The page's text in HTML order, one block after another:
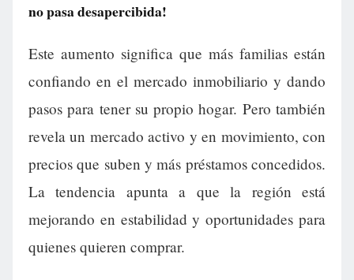
no pasa desapercibida!
Este aumento significa que más familias están
confiando en el mercado inmobiliario y dando
pasos para tener su propio hogar. Pero también
revela un mercado activo y en movimiento, con
precios que suben y más préstamos concedidos.
La tendencia apunta a que la región está
mejorando en estabilidad y oportunidades para
quienes quieren comprar.